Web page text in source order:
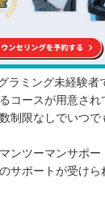
ラミング未経験者
コースが用意され
制限なしでいつで
ンツーマンサポ
サポートが受けら